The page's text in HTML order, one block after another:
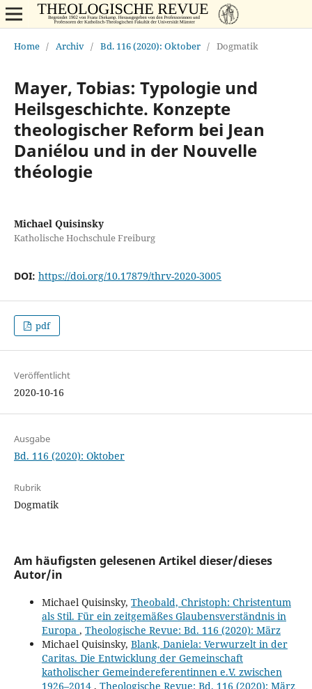
Home / Archiv / Bd. 116 (2020): Oktober / Dogmatik
Mayer, Tobias: Typologie und
Heilsgeschichte. Konzepte
theologischer Reform bei Jean
Daniélou und in der Nouvelle
théologie
Michael Quisinsky
Katholische Hochschule Freiburg
DOI: https://doi.org/10.17879/thrv-2020-3005
pdf
Veröffentlicht
2020-10-16
Ausgabe
Bd. 116 (2020): Oktober
Rubrik
Dogmatik
Am häufigsten gelesenen Artikel dieser/dieses
Autor/in
Michael Quisinsky, Theobald, Christoph: Christentum
als Stil. Für ein zeitgemäßes Glaubensverständnis in
Europa , Theologische Revue: Bd. 116 (2020): März
Michael Quisinsky, Blank, Daniela: Verwurzelt in der
Caritas. Die Entwicklung der Gemeinschaft
katholischer Gemeindereferentinnen e.V. zwischen
1926–2014 , Theologische Revue: Bd. 116 (2020): März